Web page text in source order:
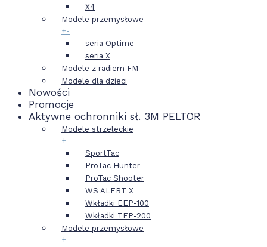
X4
Modele przemysłowe
+-
seria Optime
seria X
Modele z radiem FM
Modele dla dzieci
Nowości
Promocje
Aktywne ochronniki sł. 3M PELTOR
Modele strzeleckie
+-
SportTac
ProTac Hunter
ProTac Shooter
WS ALERT X
Wkładki EEP-100
Wkładki TEP-200
Modele przemysłowe
+-